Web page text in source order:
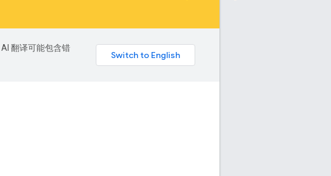
翻译可能包含错